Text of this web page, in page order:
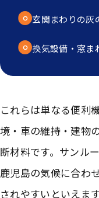
玄関まわりの灰
換気設備・窓ま
これらは単なる便利
境・車の維持・建物
断材料です。サンル
鹿児島の気候に合わ
されやすいといえます